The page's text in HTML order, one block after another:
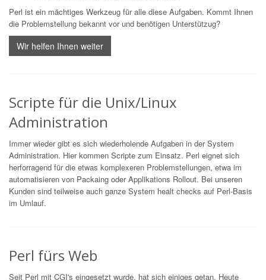
Perl ist ein mächtiges Werkzeug für alle diese Aufgaben. Kommt Ihnen
die Problemstellung bekannt vor und benötigen Unterstützug?
Wir helfen Ihnen weiter
Scripte für die Unix/Linux
Administration
Immer wieder gibt es sich wiederholende Aufgaben in der System
Administration. Hier kommen Scripte zum Einsatz. Perl eignet sich
herforragend für die etwas komplexeren Problemstellungen, etwa im
automatisieren von Packaing oder Applikations Rollout. Bei unseren
Kunden sind teilweise auch ganze System healt checks auf Perl-Basis
im Umlauf.
Perl fürs Web
Seit Perl mit CGI's eingesetzt wurde, hat sich einiges getan. Heute